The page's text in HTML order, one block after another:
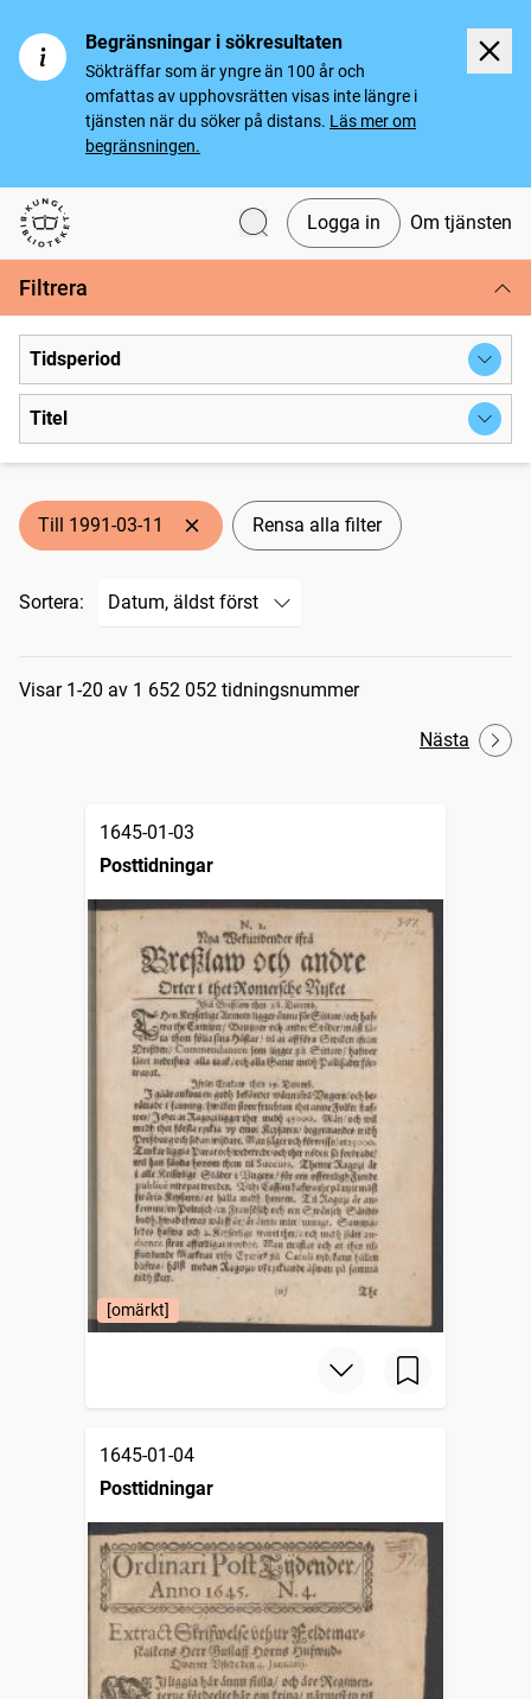
Begränsningar i sökresultaten
Sökträffar som är yngre än 100 år och
omfattas av upphovsrätten visas inte längre i
tjänsten när du söker på distans. Läs mer om
begränsningen.
Svenska tidningar
Logga in Om tjänsten
Filtrera
Tidsperiod
Titel
Till 1991-03-11 Rensa alla filter
Sortera:
Sökresultat
Visar 1-20 av 1 652 052 tidningsnummer
Nästa
1645-01-03
Posttidningar
[omärkt]
1645-01-04
Posttidningar